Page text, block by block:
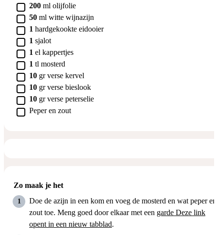
▢
200 ml olijfolie
▢
50 ml witte wijnazijn
▢
1 hardgekookte eidooier
▢
1 sjalot
▢
1 el kappertjes
▢
1 tl mosterd
▢
10 gr verse kervel
▢
10 gr verse bieslook
▢
10 gr verse peterselie
▢
Peper en zout
Zo maak je het
Doe de azijn in een kom en voeg de mosterd en wat peper en
zout toe. Meng goed door elkaar met een garde Deze link
opent in een nieuw tabblad.